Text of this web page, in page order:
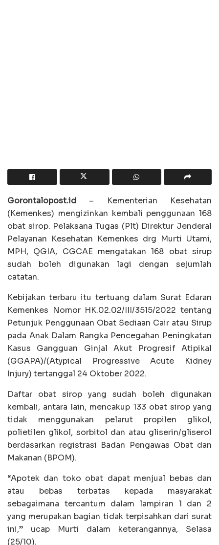
Gorontalopost.id – Kementerian Kesehatan
(Kemenkes) mengizinkan kembali penggunaan 168
obat sirop. Pelaksana Tugas (Plt) Direktur Jenderal
Pelayanan Kesehatan Kemenkes drg Murti Utami,
MPH, QGIA, CGCAE mengatakan 168 obat sirup
sudah boleh digunakan lagi dengan sejumlah
catatan.
Kebijakan terbaru itu tertuang dalam Surat Edaran
Kemenkes Nomor HK.02.02/III/3515/2022 tentang
Petunjuk Penggunaan Obat Sediaan Cair atau Sirup
pada Anak Dalam Rangka Pencegahan Peningkatan
Kasus Gangguan Ginjal Akut Progresif Atipikal
(GGAPA)/(Atypical Progressive Acute Kidney
Injury) tertanggal 24 Oktober 2022.
Daftar obat sirop yang sudah boleh digunakan
kembali, antara lain, mencakup 133 obat sirop yang
tidak menggunakan pelarut propilen glikol,
polietilen glikol, sorbitol dan atau gliserin/gliserol
berdasarkan registrasi Badan Pengawas Obat dan
Makanan (BPOM).
“Apotek dan toko obat dapat menjual bebas dan
atau bebas terbatas kepada masyarakat
sebagaimana tercantum dalam lampiran 1 dan 2
yang merupakan bagian tidak terpisahkan dari surat
ini,” ucap Murti dalam keterangannya, Selasa
(25/10).